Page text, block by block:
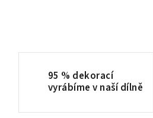
95 % dekorací
vyrábíme v naší dílně